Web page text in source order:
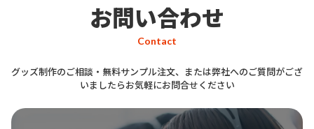
お問い合わせ
Contact
グッズ制作のご相談・無料サンプル注文、または弊社へのご質問がござ
いましたらお気軽にお問合せください